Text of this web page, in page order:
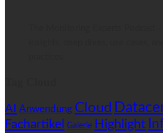
AI Anwendung Cloud
Fachartikel Galerie Highlight